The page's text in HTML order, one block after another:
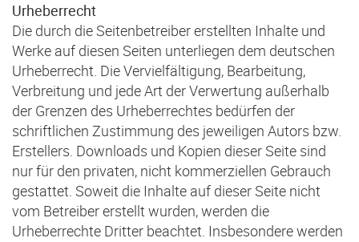
Urheberrecht
Die durch die Seitenbetreiber erstellten Inhalte und
Werke auf diesen Seiten unterliegen dem deutschen
Urheberrecht. Die Vervielfältigung, Bearbeitung,
Verbreitung und jede Art der Verwertung außerhalb
der Grenzen des Urheberrechtes bedürfen der
schriftlichen Zustimmung des jeweiligen Autors bzw.
Erstellers. Downloads und Kopien dieser Seite sind
nur für den privaten, nicht kommerziellen Gebrauch
gestattet. Soweit die Inhalte auf dieser Seite nicht
vom Betreiber erstellt wurden, werden die
Urheberrechte Dritter beachtet. Insbesondere werden